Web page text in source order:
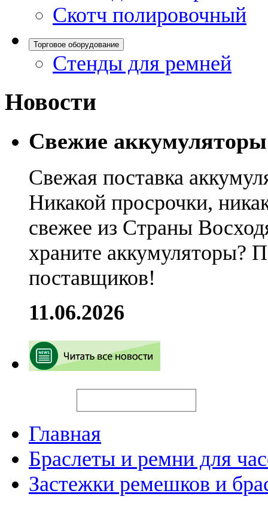
Скотч полировочный
Торговое оборудование
Стенды для ремней
Новости
Свежие
Свежая поставка
Никакой просрочки,
свежее из Страны
храните аккумуляторы?
поставщиков!
11.06.2026
Главная
Браслеты и ремни для
Застежки ремешков и